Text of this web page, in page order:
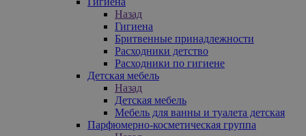
Назад
Гигиена
Бритвенные принадлежности
Расходники детство
Расходники по гигиене
Детская мебель
Назад
Детская мебель
Мебель для ванны и туалета детская
Парфюмерно-косметическая группа